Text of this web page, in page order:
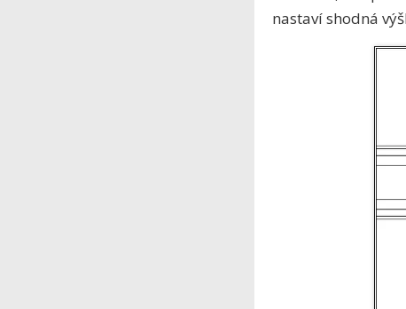
nastaví shodná